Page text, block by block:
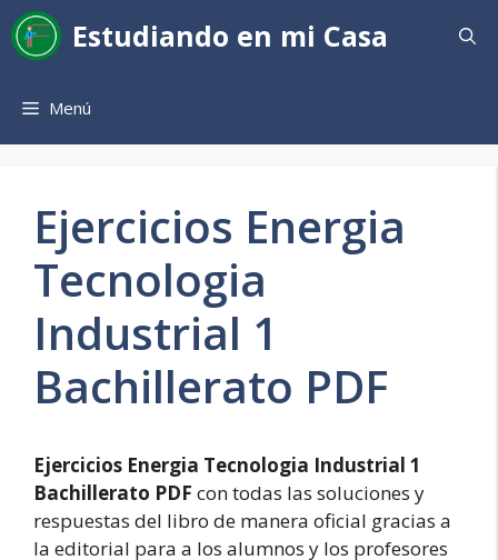
Saltar
al
contenido
Estudiando en mi Casa
Menú
Ejercicios Energia
Tecnologia
Industrial 1
Bachillerato PDF
Ejercicios Energia Tecnologia Industrial 1
Bachillerato PDF con todas las soluciones y
respuestas del libro de manera oficial gracias a
la editorial para a los alumnos y los profesores